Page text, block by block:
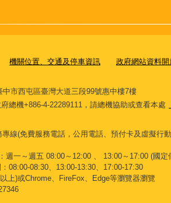
機關位置、交通及停車資訊 政府網站資料開
中市西屯區臺灣大道三段99號惠中樓7樓
總機+886-4-22289111，請總機協助或查看本處
專線(免費服務電話，公用電話、預付卡及虛擬行
週一～週五 08:00～12:00 、 13:00～17:00 (國定
08:00-08:30、13:00-13:30、17:00-17:30
上)或Chrome、FireFox、Edge等瀏覽器瀏覽